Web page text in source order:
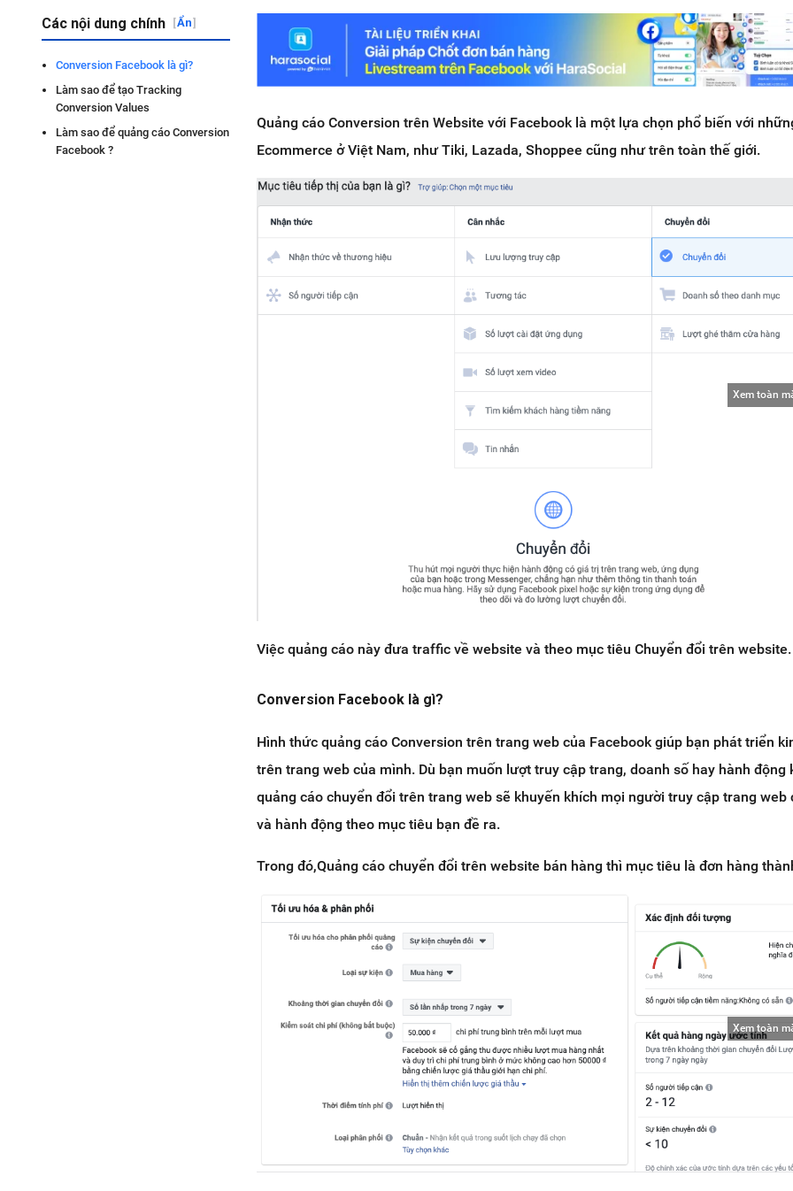
Các nội dung chính [Ẩn]
Conversion Facebook là gì?
Làm sao để tạo Tracking
Conversion Values
Làm sao để quảng cáo Conversion
Facebook ?
Quảng cáo Conversion trên Website với Facebook là một lựa chọn phổ biến với
Ecommerce ở Việt Nam, như Tiki, Lazada, Shoppee cũng như trên toàn thế giới.
Xem toàn
Việc quảng cáo này đưa traffic về website và theo mục tiêu Chuyển đổi trên website.
Conversion Facebook là gì?
Hình thức quảng cáo Conversion trên trang web của Facebook giúp bạn phát triển
trên trang web của mình. Dù bạn muốn lượt truy cập trang, doanh số hay hành động
quảng cáo chuyển đổi trên trang web sẽ khuyến khích mọi người truy cập trang web
và hành động theo mục tiêu bạn đề ra.
Trong đó,Quảng cáo chuyển đổi trên website bán hàng thì mục tiêu là đơn hàng
Xem toàn